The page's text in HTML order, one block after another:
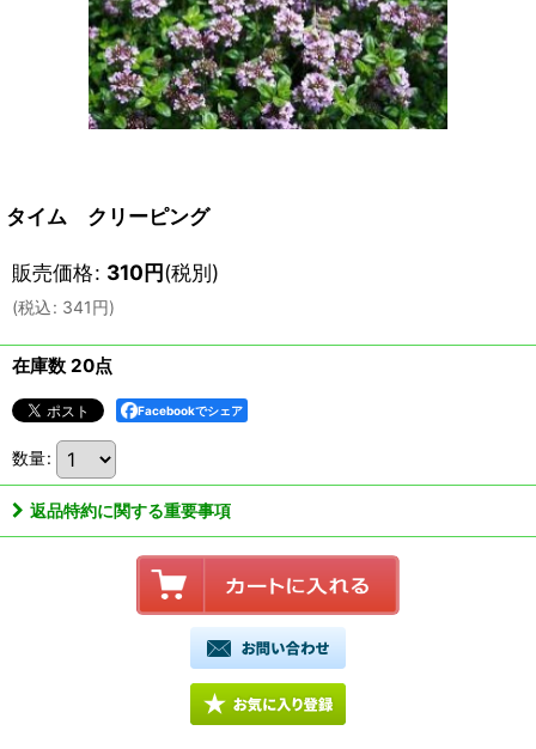
タイム クリーピング
販売価格: 310円(税別)
(税込: 341円)
在庫数 20点
Facebookでシェア
数量:
返品特約に関する重要事項